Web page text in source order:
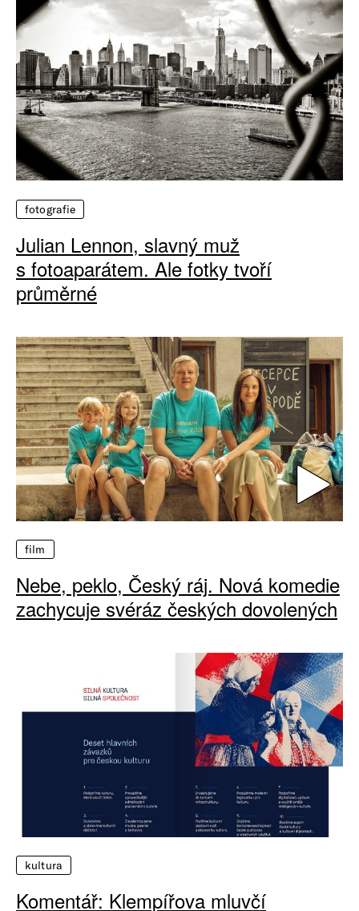
fotografie
Julian Lennon, slavný muž
s fotoaparátem. Ale fotky tvoří
průměrné
film
Nebe, peklo, Český ráj. Nová komedie
zachycuje svéráz českých dovolených
kultura
Komentář: Klempířova mluvčí